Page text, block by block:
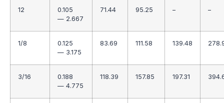
12
0.105
— 2.667
71.44 95.25 – –
1/8
0.125
— 3.175
83.69 111.58 139.48
3/16
0.188
— 4.775
118.39 157.85 197.31